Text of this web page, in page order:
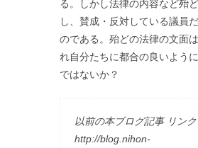
る。しかし法律の内容など殆
し、賛成・反対している議員
のである。殆どの法律の文面
れ自分たちに都合の良いよう
ではないか？
以前の本ブログ記事 リンク
http://blog.nihon-